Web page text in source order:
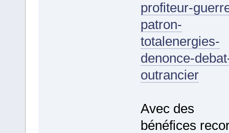
profiteur-
patron-
totalenergies-
denonce-
outrancier
Avec des
bénéfices